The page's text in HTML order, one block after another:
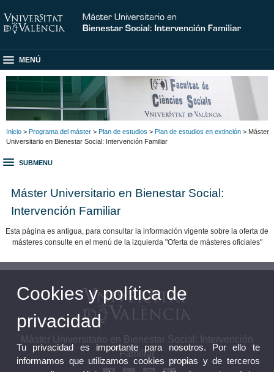
MENÚ
Inicio > Programa del máster > Plan de estudios > Plan de estudios en extinción > Máster
Universitario en Bienestar Social: Intervención Familiar
SUBMENU
Máster Universitario en Bienestar Social:
Intervención Familiar
Esta página es antigua, para consultar la información vigente sobre la oferta de
másteres consulte en el menú de la izquierda "Oferta de másteres oficiales"
Máster Universitario en Bienestar Social: Intervención
Familiar
Cookies y política de
privacidad
Tu privacidad es importante para nosotros. Por ello te
informamos que utilizamos cookies propias y de terceros